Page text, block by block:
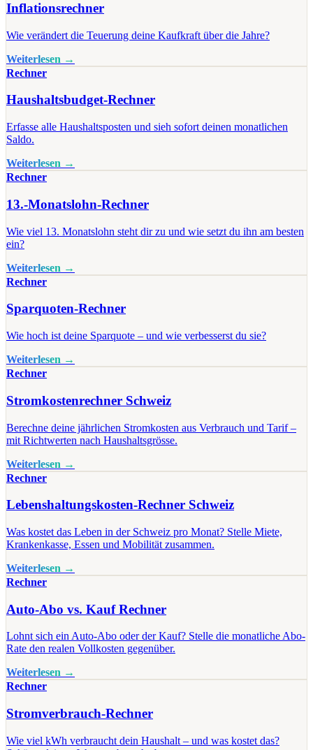
Inflationsrechner
Wie verändert die Teuerung deine Kaufkraft über die Jahre?
Weiterlesen →
Rechner
Haushaltsbudget-Rechner
Erfasse alle Haushaltsposten und sieh sofort deinen monatlichen
Saldo.
Weiterlesen →
Rechner
13.-Monatslohn-Rechner
Wie viel 13. Monatslohn steht dir zu und wie setzt du ihn am besten
ein?
Weiterlesen →
Rechner
Sparquoten-Rechner
Wie hoch ist deine Sparquote – und wie verbesserst du sie?
Weiterlesen →
Rechner
Stromkostenrechner Schweiz
Berechne deine jährlichen Stromkosten aus Verbrauch und Tarif –
mit Richtwerten nach Haushaltsgrösse.
Weiterlesen →
Rechner
Lebenshaltungskosten-Rechner Schweiz
Was kostet das Leben in der Schweiz pro Monat? Stelle Miete,
Krankenkasse, Essen und Mobilität zusammen.
Weiterlesen →
Rechner
Auto-Abo vs. Kauf Rechner
Lohnt sich ein Auto-Abo oder der Kauf? Stelle die monatliche Abo-
Rate den realen Vollkosten gegenüber.
Weiterlesen →
Rechner
Stromverbrauch-Rechner
Wie viel kWh verbraucht dein Haushalt – und was kostet das?